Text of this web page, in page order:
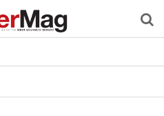
Editörden
Sizden Gelenler
İletişim